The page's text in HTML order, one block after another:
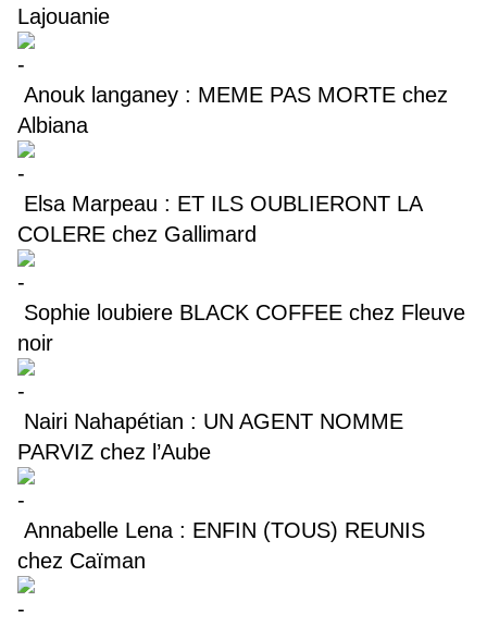
Lajouanie
Anouk langaney : MEME PAS MORTE chez
Albiana
Elsa Marpeau : ET ILS OUBLIERONT LA
COLERE chez Gallimard
Sophie loubiere BLACK COFFEE chez Fleuve
noir
Nairi Nahapétian : UN AGENT NOMME
PARVIZ chez l’Aube
Annabelle Lena : ENFIN (TOUS) REUNIS
chez Caïman